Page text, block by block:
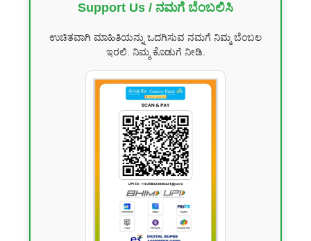
Support Us / ನಮಗೆ ಬೆಂಬಲಿಸಿ
ಉಚಿತವಾಗಿ ಮಾಹಿತಿಯನ್ನು ಒದಗಿಸುವ ನಮಗೆ ನಿಮ್ಮ ಬೆಂಬಲ
ಇರಲಿ. ನಿಮ್ಮ ಕೊಡುಗೆ ನೀಡಿ.